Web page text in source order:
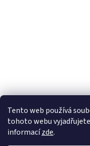
Tento web používá
tohoto webu
informacízde.
🏝️ Dovolená: 🏝️
probíhat dovolená.